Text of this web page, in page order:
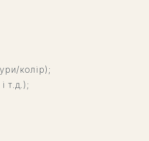
колір);
т.д.);